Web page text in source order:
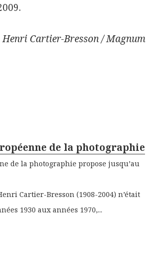
Cartier-Bresson / Magnum
de la photographie
de la photographie propose jusqu’au
Cartier-Bresson (1908-2004) n’était
1930 aux années 1970,...